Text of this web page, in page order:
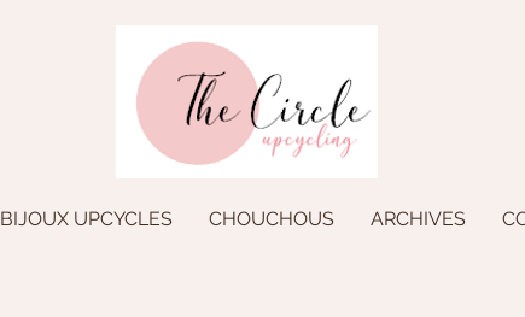
BIJOUX UPCYCLES CHOUCHOUS ARCHIVES